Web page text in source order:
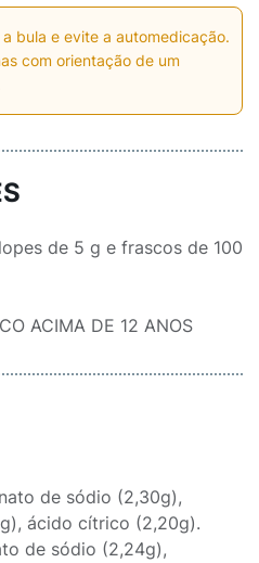
bula e evite a automedicação.
com orientação de um
de 5 g e frascos de 100
ACIMA DE 12 ANOS
de sódio (2,30g),
ácido cítrico (2,20g).
de sódio (2,24g),